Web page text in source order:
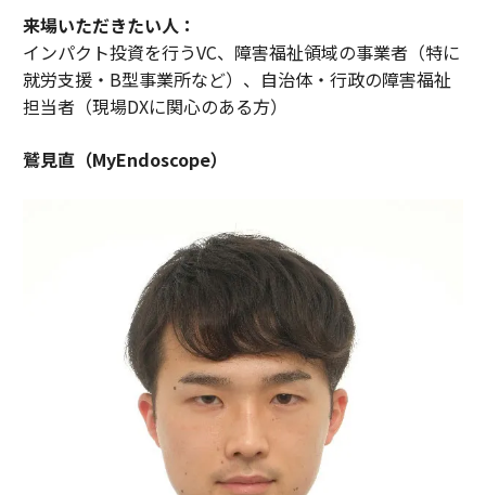
来場いただきたい人：
インパクト投資を行うVC、障害福祉領域の事業者（特に
就労支援・B型事業所など）、自治体・行政の障害福祉
担当者（現場DXに関心のある方）
鷲見直（MyEndoscope）